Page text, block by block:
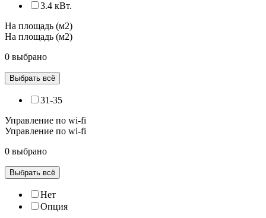
3.4 кВт.
На площадь (м2)
На площадь (м2)
0 выбрано
Выбрать всё
31-35
Управление по wi-fi
Управление по wi-fi
0 выбрано
Выбрать всё
Нет
Опция